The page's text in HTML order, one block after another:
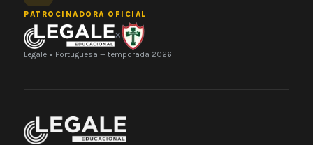
PATROCINADORA OFICIAL
×
Legale × Portuguesa — temporada 2026